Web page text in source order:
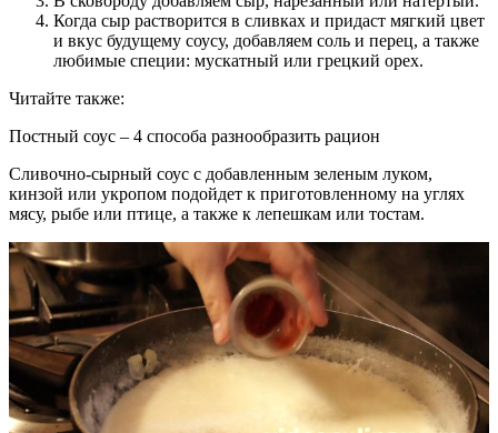
Когда сыр растворится в сливках и придаст мягкий цвет
и вкус будущему соусу, добавляем соль и перец, а также
любимые специи: мускатный или грецкий орех.
Читайте также:
Постный соус – 4 способа разнообразить рацион
Сливочно-сырный соус с добавленным зеленым луком,
кинзой или укропом подойдет к приготовленному на углях
мясу, рыбе или птице, а также к лепешкам или тостам.